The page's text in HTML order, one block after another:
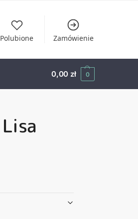
Polubione Zamówienie
0,00 zł 0